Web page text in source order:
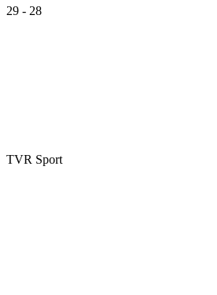
29 - 28
TVR Sport